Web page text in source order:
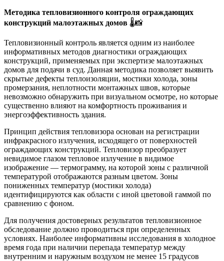
Методика тепловизионного контроля ограждающих
конструкций малоэтажных домов 🌡️📸
Тепловизионный контроль является одним из наиболее
информативных методов диагностики ограждающих
конструкций, применяемых при экспертизе малоэтажных
домов для подачи в суд. Данная методика позволяет выявить
скрытые дефекты теплоизоляции, мостики холода, зоны
промерзания, неплотности монтажных швов, которые
невозможно обнаружить при визуальном осмотре, но которые
существенно влияют на комфортность проживания и
энергоэффективность здания.
Принцип действия тепловизора основан на регистрации
инфракрасного излучения, исходящего от поверхностей
ограждающих конструкций. Тепловизор преобразует
невидимое глазом тепловое излучение в видимое
изображение — термограмму, на которой зоны с различной
температурой отображаются разным цветом. Зоны
пониженных температур (мостики холода)
идентифицируются как области с иной цветовой гаммой по
сравнению с фоном.
Для получения достоверных результатов тепловизионное
обследование должно проводиться при определенных
условиях. Наиболее информативны исследования в холодное
время года при наличии перепада температур между
внутренним и наружным воздухом не менее 15 градусов